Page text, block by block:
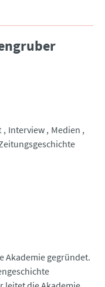
Interview Medien
Akademie gegründet.